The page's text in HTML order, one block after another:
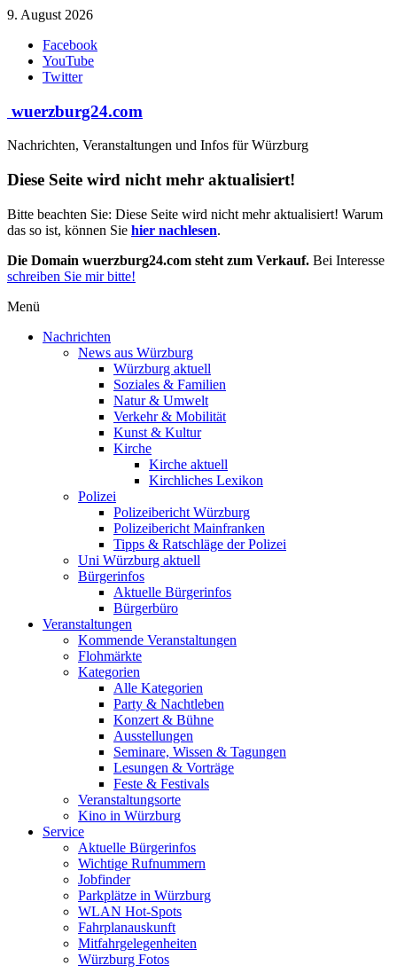
Zum
springen
9. August 2026
Facebook
YouTube
Twitter
wuerzburg24.com
Nachrichten, Veranstaltungen und Infos für Würzburg
Diese Seite wird nicht mehr aktualisiert!
Bitte beachten Sie: Diese Seite wird nicht mehr aktualisiert! Warum
das so ist, können Sie hier nachlesen.
Die Domain wuerzburg24.com steht zum Verkauf. Bei Interesse
schreiben Sie mir bitte!
Menü
Nachrichten
News aus Würzburg
Würzburg aktuell
Soziales & Familien
Natur & Umwelt
Verkehr & Mobilität
Kunst & Kultur
Kirche
Kirche aktuell
Kirchliches Lexikon
Polizei
Polizeibericht Würzburg
Polizeibericht Mainfranken
Tipps & Ratschläge der Polizei
Uni Würzburg aktuell
Bürgerinfos
Aktuelle Bürgerinfos
Bürgerbüro
Veranstaltungen
Kommende Veranstaltungen
Flohmärkte
Kategorien
Alle Kategorien
Party & Nachtleben
Konzert & Bühne
Ausstellungen
Seminare, Wissen & Tagungen
Lesungen & Vorträge
Feste & Festivals
Veranstaltungsorte
Kino in Würzburg
Service
Aktuelle Bürgerinfos
Wichtige Rufnummern
Jobfinder
Parkplätze in Würzburg
WLAN Hot-Spots
Fahrplanauskunft
Mitfahrgelegenheiten
Würzburg Fotos